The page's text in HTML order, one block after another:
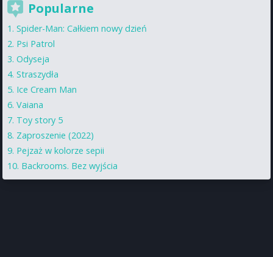
Popularne
Spider-Man: Całkiem nowy dzień
Psi Patrol
Odyseja
Straszydła
Ice Cream Man
Vaiana
Toy story 5
Zaproszenie (2022)
Pejzaż w kolorze sepii
Backrooms. Bez wyjścia